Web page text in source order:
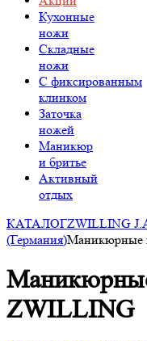
Кухонные
ножи
Складные
ножи
C фиксированным
клинком
Заточка
ножей
Маникюр
и бритье
Активный
отдых
КАТАЛОГZWILLING
(Германия)Маникюрные
ZWILLING